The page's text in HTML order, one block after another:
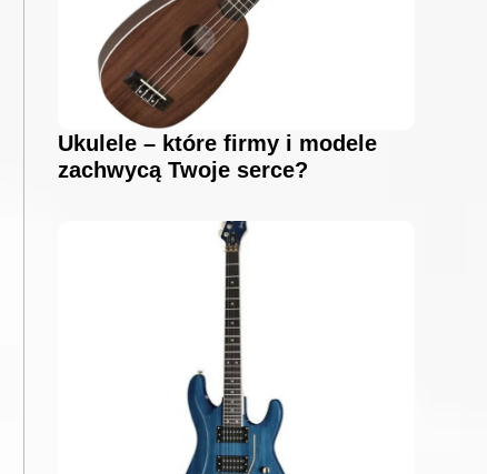
Ukulele – które firmy i modele
zachwycą Twoje serce?